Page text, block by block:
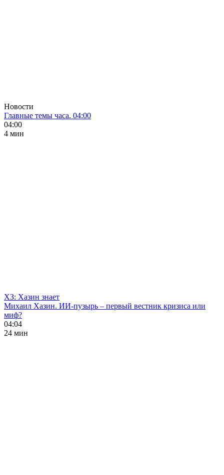
Новости
Главные темы часа. 04:00
04:00
4 мин
ХЗ: Хазин знает
Михаил Хазин. ИИ-пузырь – первый вестник кризиса или
миф?
04:04
24 мин